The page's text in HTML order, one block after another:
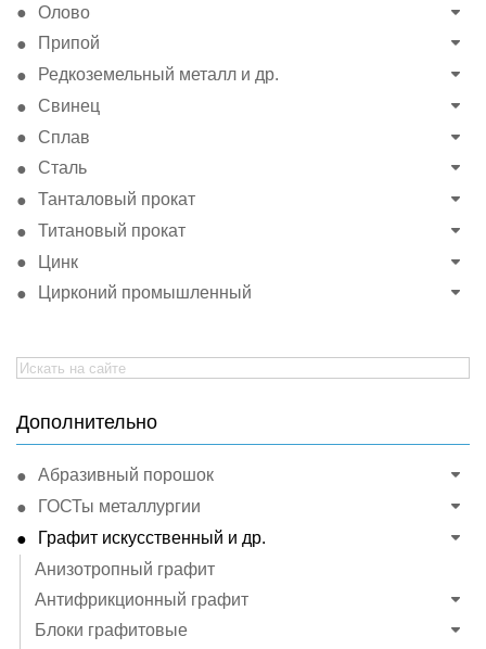
Олово
Припой
Редкоземельный металл и др.
Свинец
Сплав
Сталь
Танталовый прокат
Титановый прокат
Цинк
Цирконий промышленный
Search
for:
Дополнительно
Абразивный порошок
ГОСТы металлургии
Графит искусственный и др.
Анизотропный графит
Антифрикционный графит
Блоки графитовые